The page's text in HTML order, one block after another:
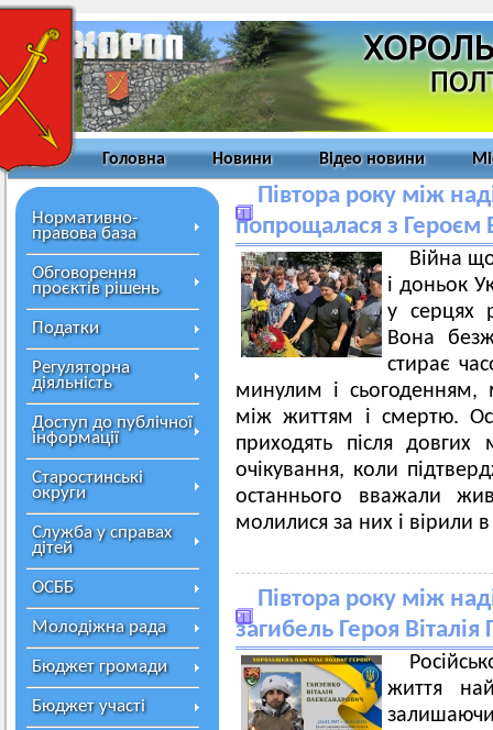
Головна Новини Відео новини
Нормативно-
правова база
Обговорення
проєктів рішень
Податки
Регуляторна
діяльність
Доступ до публічної
інформації
Старостинські
округи
Служба у справах
дітей
ОСББ
Молодіжна рада
Бюджет громади
Бюджет участі
Півтора року між
попрощалася з Героєм
Війна
і доньок
у серцях
Вона
стирає
минулим і сьогоденням,
між життям і смертю.
приходять після довгих
очікування, коли
останнього вважали
молилися за них і вірили
Півтора року між
загибель Героя Віталія
життя